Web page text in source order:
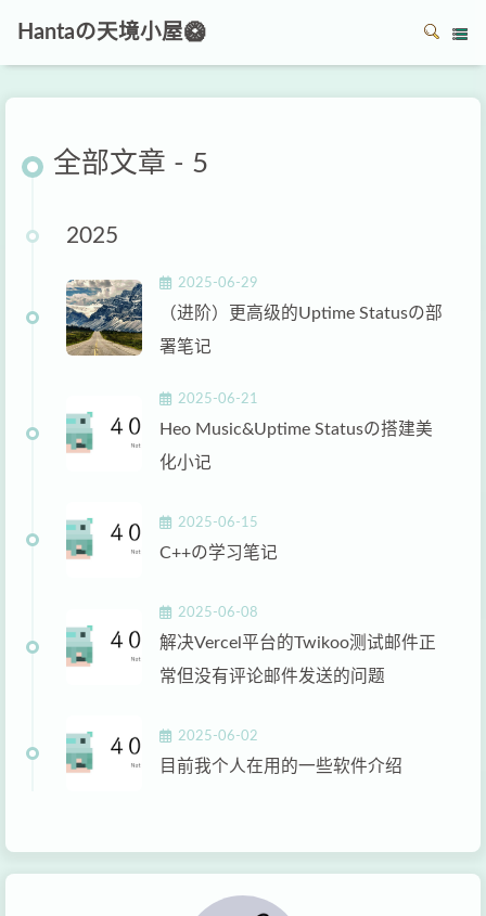
Hantaの天境小屋🥝
全部文章 - 5
2025
2025-06-29
（进阶）更高级的Uptime Statusの部
署笔记
2025-06-21
Heo Music&Uptime Statusの搭建美
化小记
2025-06-15
C++の学习笔记
2025-06-08
解决Vercel平台的Twikoo测试邮件正
常但没有评论邮件发送的问题
2025-06-02
目前我个人在用的一些软件介绍